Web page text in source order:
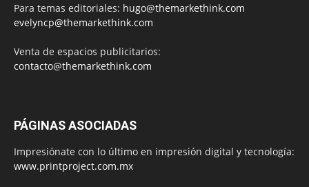
Para temas editoriales: hugo@themarkethink.com
evelyncp@themarkethink.com
Venta de espacios publicitarios:
contacto@themarkethink.com
PÁGINAS ASOCIADAS
Impresiónate con lo último en impresión digital y tecnología:
www.printproject.com.mx